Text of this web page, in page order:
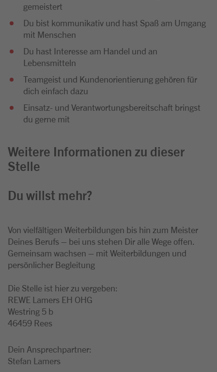
gemeistert
Du bist kommunikativ und hast Spaß am Umgang
mit Menschen
Du hast Interesse am Handel und an
Lebensmitteln
Teamgeist und Kundenorientierung gehören für
dich einfach dazu
Einsatz- und Verantwortungsbereitschaft bringst
du gerne mit
Weitere Informationen zu dieser
Stelle
Du willst mehr?
Von vielfältigen Weiterbildungen bis hin zum Meister
Deines Berufs – bei uns stehen Dir alle Wege offen.
Gemeinsam wachsen – mit Weiterbildungen und
persönlicher Begleitung
Die Stelle ist hier zu vergeben:
REWE Lamers EH OHG
Westring 5 b
46459 Rees
Dein Ansprechpartner:
Stefan Lamers